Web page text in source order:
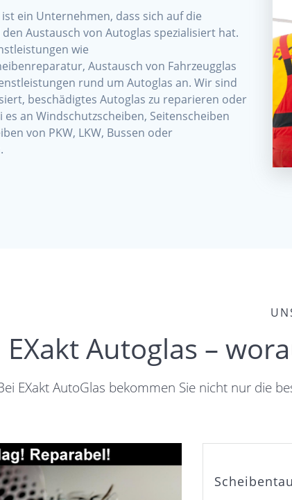
ein Unternehmen, dass sich auf die
Austausch von Autoglas spezialisiert hat.
wie
Austausch von Fahrzeugglas
rund um Autoglas an. Wir sind
beschädigtes Autoglas zu reparieren oder
es an Windschutzscheiben, Seitenscheiben
von PKW, LKW, Bussen oder
EXakt Autoglas –
EXakt AutoGlas bekommen Sie nicht nur die